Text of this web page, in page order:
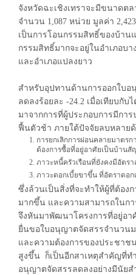
จังหวัดฉะเชิงเทราจะมีขนาดต
จำนวน 1,087 หน่วย มูลค่า
เป็นการโอนกรรมสิทธิ์ของบ้า
กรรมสิทธิ์มากจะอยู่ในอำเภอบา
และอำเภอแปลงยาว
สำหรับอุปทานด้านการออกใบ
ลดลงร้อยละ -24.2 เมื่อเทียบกับ
มาจากการที่ผู้ประกอบการมีกา
ฟื้นตัวช้า ภายใต้ปัจจัยลบหลาย
การยกเลิกการผ่อนคลายมาตร
ต้องการซื้อที่อยู่อาศัยเป็นบ้านสั
ภาวะหนี้ครัวเรือนที่ยังคงมีอัตรา
ภาวะดอกเบี้ยขาขึ้น ที่อัตราดอก
ซึ่งล้วนเป็นสิ่งที่จะทำให้ผู้ที่ต้อง
มากขึ้น และความสามารถในก
จึงหันมาพัฒนาโครงการที่อยู่อา
ยื่นขอใบอนุญาตจัดสรรจำนวนม
และความต้องการของประชาช
สูงขึ้น ก็เป็นอีกสาเหตุสำคัญที่ท
อนุญาตจัดสรรลดลงอย่างมีนัย